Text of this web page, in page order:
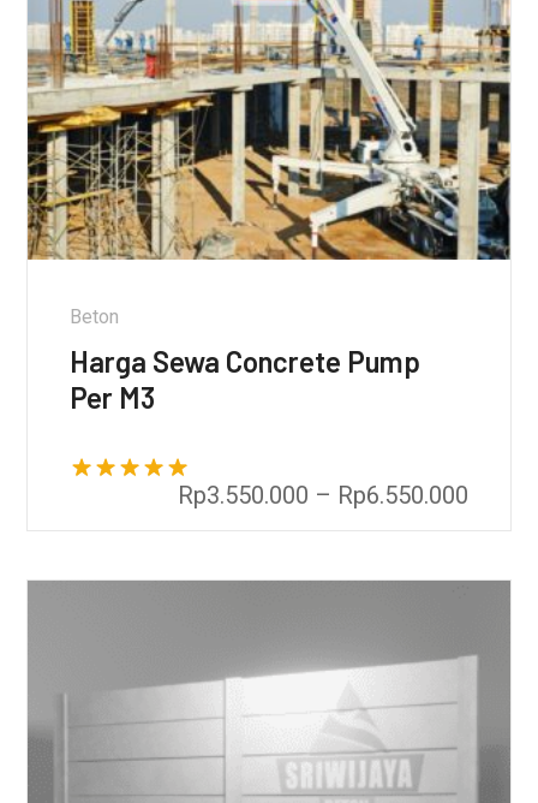
Beton
Harga Sewa Concrete Pump
Per M3
Rp3.550.000 – Rp6.550.000